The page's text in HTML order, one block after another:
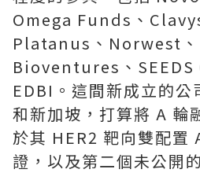
Omega Funds、
Platanus、Norwest
Bioventures、
EDBI。這間新成立的公
和新加坡，打算將 A 輪
於其 HER2 靶向雙配置
證，以及第二個未公開